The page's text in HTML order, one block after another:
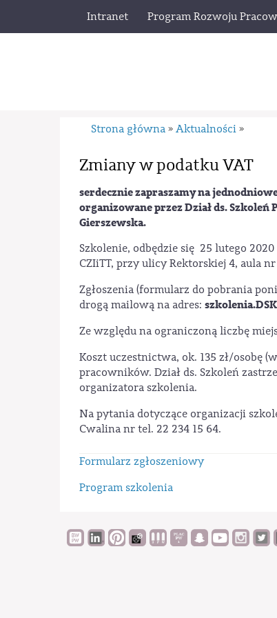
Intranet Program Rozwoju
Strona główna » Aktualności »
Zmiany w podatku VAT
serdecznie zapraszamy na
organizowane przez Dział ds.
Gierszewska.
Szkolenie, odbędzie się 25 lutego
CZIiTT, przy ulicy Rektorskiej 4, aula nr
Zgłoszenia (formularz do pobrania
drogą mailową na adres:
Ze względu na ograniczoną liczbę
Koszt uczestnictwa, ok. 135 zł/osobę
pracowników. Dział ds. Szkoleń
organizatora szkolenia.
Na pytania dotyczące organizacji
Cwalina nr tel. 22 234 15 64.
Formularz zgłoszeniowy
Program szkolenia